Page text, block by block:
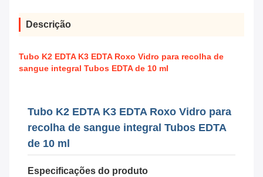
Descrição
Tubo K2 EDTA K3 EDTA Roxo Vidro para recolha de
sangue integral Tubos EDTA de 10 ml
Tubo K2 EDTA K3 EDTA Roxo Vidro para
recolha de sangue integral Tubos EDTA
de 10 ml
Especificações do produto